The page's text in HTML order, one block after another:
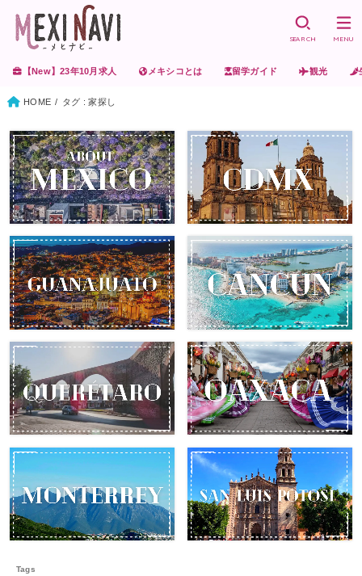
【New】23年10月求人 メキシコとは 留学ガイド 観光
SEARCH MENU
HOME タグ : 家探し